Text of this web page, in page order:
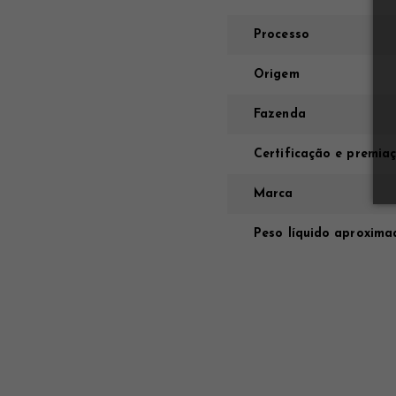
Processo
Origem
Fazenda
Certificação e
Marca
Peso líquido